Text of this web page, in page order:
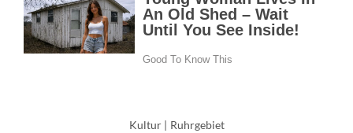
Kultur | Ruhrgebiet